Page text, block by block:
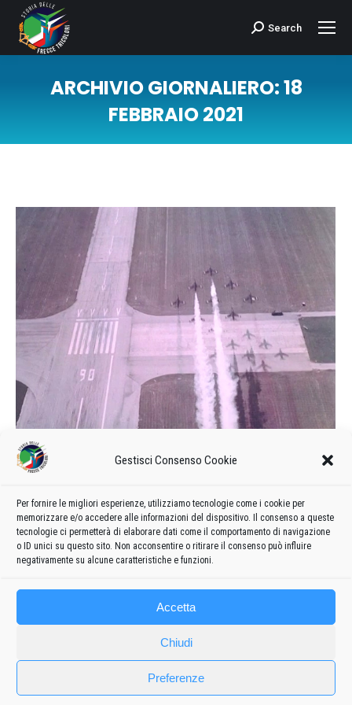
Gestisci Consenso Cookie
Per fornire le migliori esperienze, utilizziamo tecnologie come i cookie per
memorizzare e/o accedere alle informazioni del dispositivo. Il consenso a queste
tecnologie ci permetterà di elaborare dati come il comportamento di navigazione
o ID unici su questo sito. Non acconsentire o ritirare il consenso può influire
negativamente su alcune caratteristiche e funzioni.
Accetta
Chiudi
Preferenze
Cerca:Search
ARCHIVIO GIORNALIERO:18
FEBBRAIO 2021
La bomba delle “Frecce Tricolori”
admin8235 18 Febbraio 2021 Lascia un commento
La bomba delle “Frecce Tricolori” in un servizio della
trasmissione RAI “Odeon. Tutto quanto fa spettacolo”